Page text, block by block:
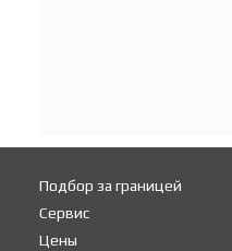
Подбор за границей
Сервис
Цены